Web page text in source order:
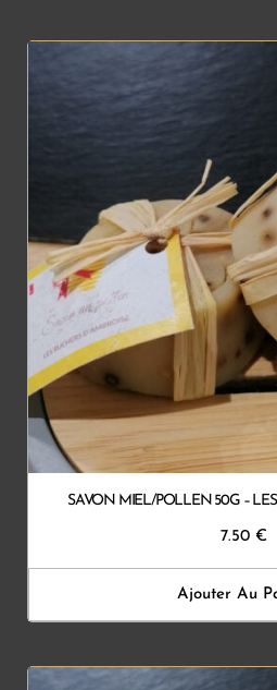
SAVON MIEL/POLLEN 50G –
7.50 €
Ajouter Au